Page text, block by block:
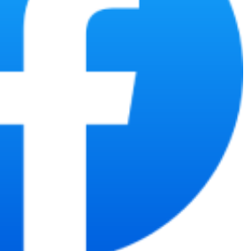
chính hãng nói chung, còn bài
hơn khi cần chuẩn hóa thiết bị
phù hợp với người dùng cần